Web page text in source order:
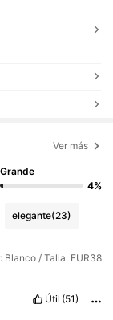
Ver más
Grande
4%
elegante(23)
Blanco / Talla: EUR38
Útil (51)